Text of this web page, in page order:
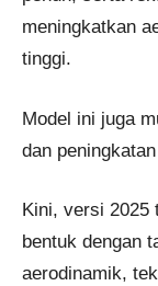
meningkatkan
tinggi.
Model ini juga
dan
Kini, versi 2025
bentuk dengan
aerodinamik,